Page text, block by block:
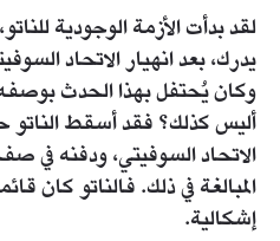
لقد بدأت الأزمة الوجودية
يدرك، بعد انهيار الاتحاد
وكان يُحتفل بهذا الحدث بوصفه
أليس كذلك؟ فقد أسقط
الاتحاد السوفيتي، ودفنه في
المبالغة في ذلك. فالناتو كان
إشكالية.